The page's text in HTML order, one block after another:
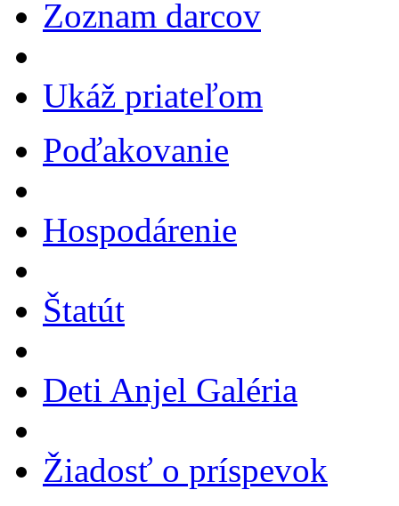
Zoznam darcov
Ukáž priateľom
Poďakovanie
Hospodárenie
Štatút
Deti Anjel Galéria
Žiadosť o príspevok